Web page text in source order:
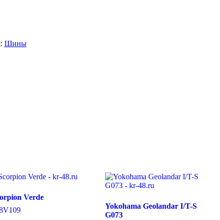
Шины
Verde
V109
Yokohama Geolandar I/T-S
G073